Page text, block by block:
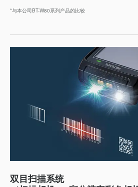
*与本公司BT-W80系列产品的比较
双目扫描系统